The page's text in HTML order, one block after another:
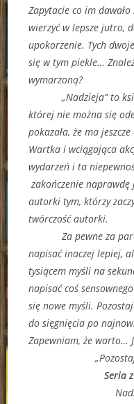
Zapytacie co im
wierzyć w lepsze jutro,
upokorzenie. Tych
się w tym piekle…
wymarzoną?
„Nadzieja” to
której nie można się
pokazała, że ma
Wartka i wciągająca
wydarzeń i ta
zakończenie
autorki tym, którzy
twórczość autorki.
Za pewne za parę
napisać inaczej lepiej,
tysiącem myśli na
napisać coś
się nowe myśli.
do sięgnięcia po
Zapewniam, że warto…
Seria